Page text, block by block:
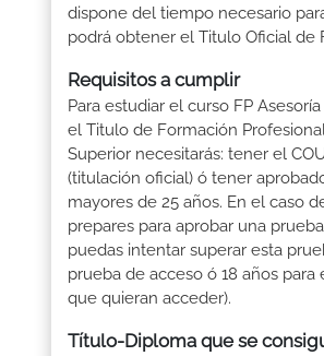
dispone del tiempo necesario
podrá obtener el Titulo Oficial de
Requisitos a cumplir
Para estudiar el curso FP
el Titulo de Formación
Superior necesitarás: tener el
(titulación oficial) ó tener
mayores de 25 años. En el caso
prepares para aprobar una
puedas intentar superar esta
prueba de acceso ó 18 años
que quieran acceder).
Título-Diploma que se